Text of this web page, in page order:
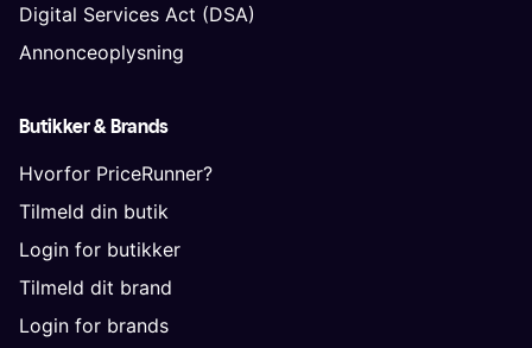
Digital Services Act (DSA)
Annonceoplysning
Butikker & Brands
Hvorfor PriceRunner?
Tilmeld din butik
Login for butikker
Tilmeld dit brand
Login for brands